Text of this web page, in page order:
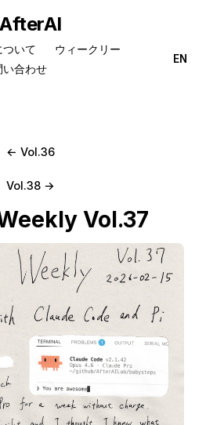
AfterAI
ついて
ウィークリー
い合わせ
EN
Vol.37
← Vol.36
Vol.38 →